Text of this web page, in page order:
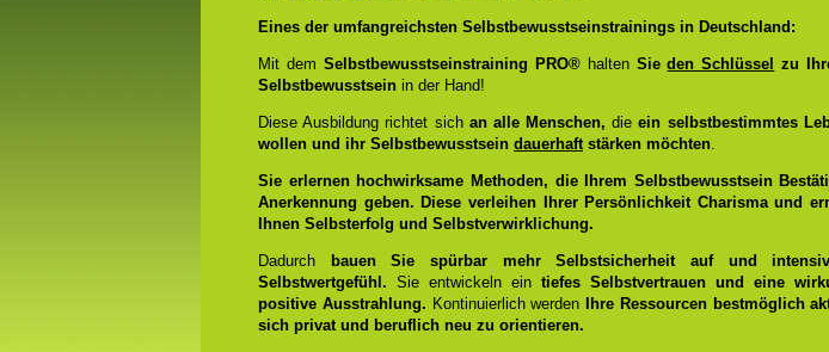
Eines der umfangreichsten Selbstbewusstseinstrainings in Deutschland:
Mit dem Selbstbewusstseinstraining PRO®haltenSieden Schlüssel
zu
Selbstbewusstsein in der Hand!
Diese Ausbildung richtet sich an alle Menschen, dieein selbstbestimmtes
wollen und ihr Selbstbewusstsein dauerhaftstärken möchten.
Sie erlernen hochwirksame Methoden, die Ihrem Selbstbewusstsein
Anerkennung geben. Diese verleihen Ihrer Persönlichkeit Charisma und
Ihnen Selbsterfolg und Selbstverwirklichung.
Dadurch
bauen Sie spürbar mehr Selbstsicherheit auf und
Selbstwertgefühl. Sie entwickeln ein tiefes Selbstvertrauen und eine
positive Ausstrahlung. Kontinuierlich werden
Ihre Ressourcen bestmöglich
sich privat und beruflich neu zu orientieren.